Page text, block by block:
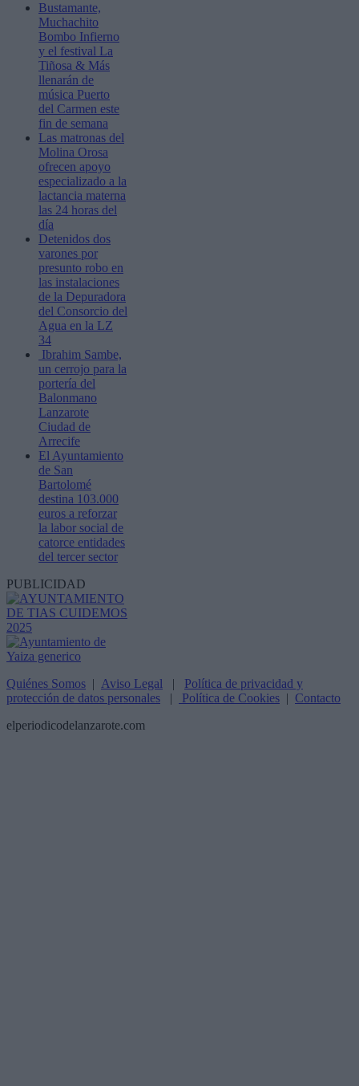
Bustamante,
Muchachito
Bombo Infierno
y el festival La
Tiñosa & Más
llenarán de
música Puerto
del Carmen este
fin de semana
Las matronas del
Molina Orosa
ofrecen apoyo
especializado a la
lactancia materna
las 24 horas del
día
Detenidos dos
varones por
presunto robo en
las instalaciones
de la Depuradora
del Consorcio del
Agua en la LZ
34
Ibrahim Sambe,
un cerrojo para la
portería del
Balonmano
Lanzarote
Ciudad de
Arrecife
El Ayuntamiento
de San
Bartolomé
destina 103.000
euros a reforzar
la labor social de
catorce entidades
del tercer sector
PUBLICIDAD
Quiénes Somos | Aviso Legal | Política de privacidad y
protección de datos personales | Política de Cookies | Contacto
elperiodicodelanzarote.com